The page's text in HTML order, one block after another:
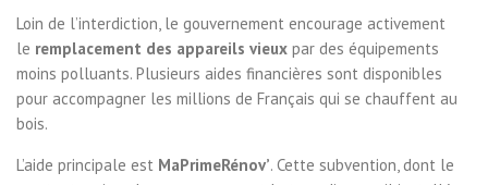
Loin de l’interdiction, le gouvernement encourage activement
le remplacement des appareils vieux par des équipements
moins polluants. Plusieurs aides financières sont disponibles
pour accompagner les millions de Français qui se chauffent au
bois.
L’aide principale est MaPrimeRénov’. Cette subvention, dont le